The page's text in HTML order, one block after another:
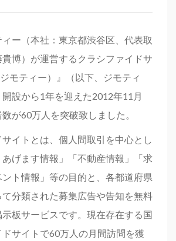
ー（本社：東京都渋谷区、代表取
博）が運営するクラシファイドサ
モティー）』（以下、ジモティ
設から1年を迎えた2012年11月
が60万人を突破致しました。
イトとは、個人間取引を中心とし
げます情報」「不動産情報」「求
ント情報」等の目的と、各都道府県
分類された募集広告や告知を無料
板サービスです。現在存在する国
サイトで60万人の月間訪問を獲